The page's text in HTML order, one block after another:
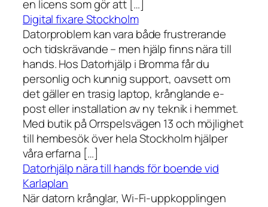
en licens som gör att […]
Digital fixare Stockholm
Datorproblem kan vara både frustrerande
och tidskrävande – men hjälp finns nära till
hands. Hos Datorhjälp i Bromma får du
personlig och kunnig support, oavsett om
det gäller en trasig laptop, krånglande e-
post eller installation av ny teknik i hemmet.
Med butik på Orrspelsvägen 13 och möjlighet
till hembesök över hela Stockholm hjälper
våra erfarna […]
Datorhjälp nära till hands för boende vid
Karlaplan
När datorn krånglar, Wi-Fi-uppkopplingen